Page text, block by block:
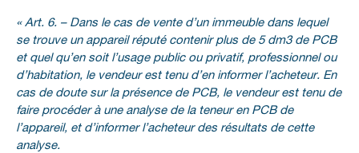
« Art. 6. – Dans le cas de vente d’un immeuble dans lequel
se trouve un appareil réputé contenir plus de 5 dm3 de PCB
et quel qu’en soit l’usage public ou privatif, professionnel ou
d’habitation, le vendeur est tenu d’en informer l’acheteur. En
cas de doute sur la présence de PCB, le vendeur est tenu de
faire procéder à une analyse de la teneur en PCB de
l’appareil, et d’informer l’acheteur des résultats de cette
analyse.